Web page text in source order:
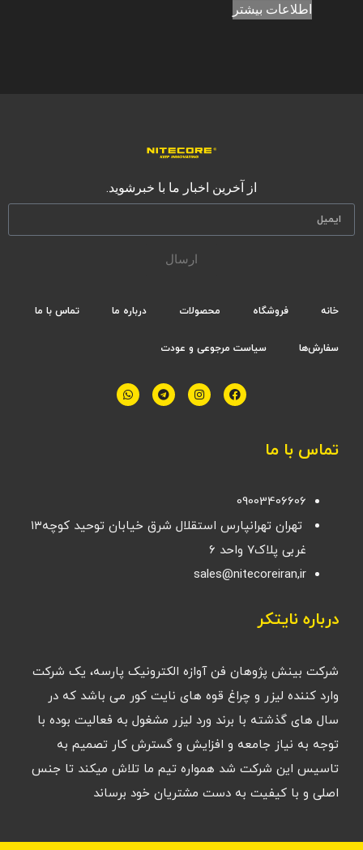
اطلاعات بیشتر
از آخرین اخبار ما با خبرشوید.
ارسال
خانه فروشگاه محصولات درباره ما تماس با ما
سفارش‌ها سیاست مرجوعی و عودت
تماس با ما
09003406606
تهران تهرانپارس استقلال شرق خیابان توحید کوچه۱۳
غربی پلاک۷ واحد ۶
sales@nitecoreiran,ir
درباره نایتکر
شرکت بینش پژوهان فن آوازه الکترونیک پارسه، یک شرکت
وارد کننده لیزر و چراغ قوه های نایت کور می باشد که در
سال های گذشته با برند ورد لیزر مشغول به فعالیت بوده با
توجه به نیاز جامعه و افزایش و گسترش کار تصمیم به
تاسیس این شرکت شد همواره تیم ما تلاش میکند تا جنس
اصلی و با کیفیت به دست مشتریان خود برساند